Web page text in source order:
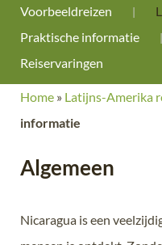
Voorbeeldreizen
Praktische informatie
Reiservaringen
Home » Latijns-Amerika
informatie
Algemeen
Nicaragua is een